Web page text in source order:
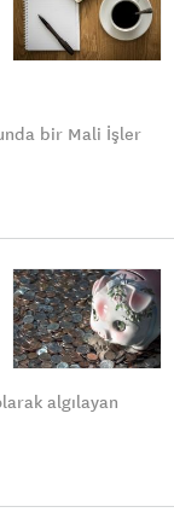
bir Mali İşler
algılayan